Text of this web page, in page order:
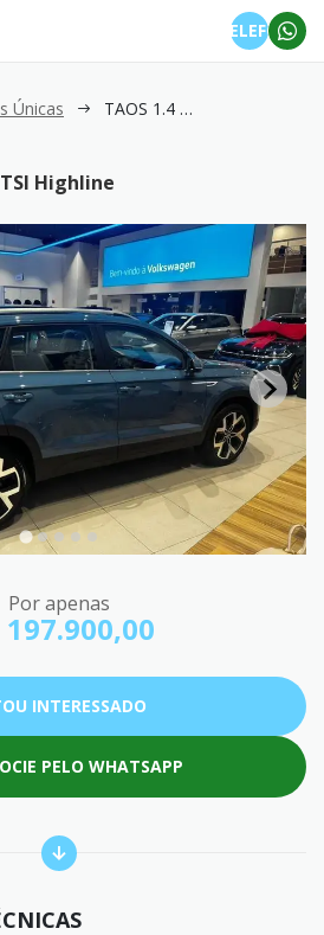
TELEFONE
Únicas TAOS 1.4 250 TSI Highline
Highline
Por apenas
197.900,00
INTERESSADO
PELO WHATSAPP